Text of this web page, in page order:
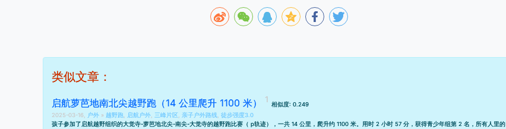
类似文章：
启航萝芭地南北尖越野跑（14 公里爬升 1100 米）
相似度: 0.249
2025-03-16,
户外 » 越野跑 启航户外 三峰片区 亲子户外路线 徒步强度3.0
孩子参加了启航越野组织的大觉寺-萝芭地北尖-南尖-大觉寺的越野跑比赛（ p轨迹），一共 14 公里，爬升约 1100 米。用时 2 小时 57 分，获得青少年组第 2 名，所有人里的